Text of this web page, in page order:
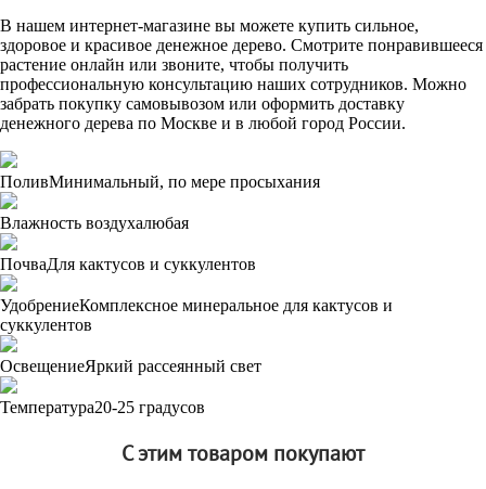
В нашем интернет-магазине вы можете купить сильное,
здоровое и красивое денежное дерево. Смотрите понравившееся
растение онлайн или звоните, чтобы получить
профессиональную консультацию наших сотрудников. Можно
забрать покупку самовывозом или оформить доставку
денежного дерева по Москве и в любой город России.
ПоливМинимальный, по мере просыхания
Влажность воздухалюбая
ПочваДля кактусов и суккулентов
УдобрениеКомплексное минеральное для кактусов и
суккулентов
ОсвещениеЯркий рассеянный свет
Температура20-25 градусов
С этим товаром покупают